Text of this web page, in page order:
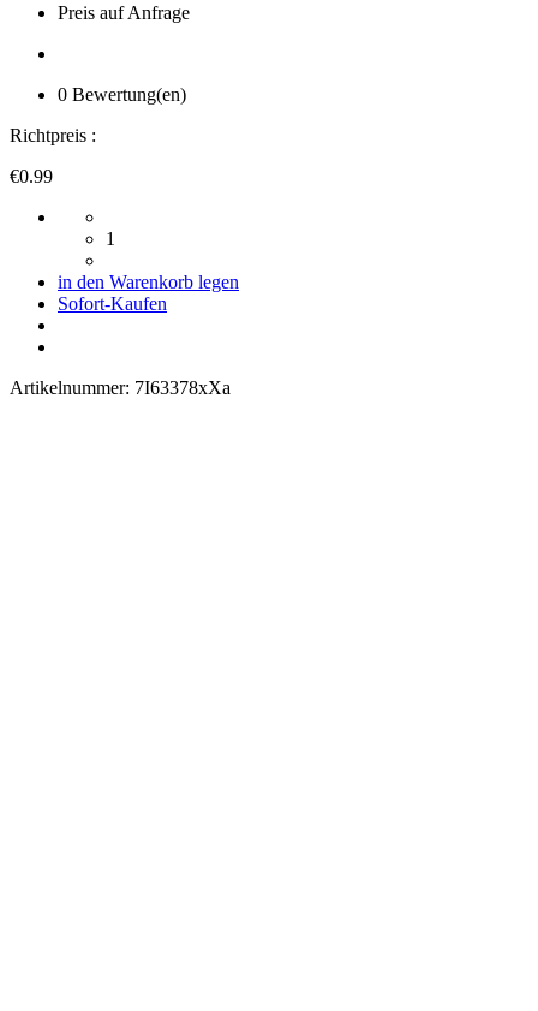
Preis auf Anfrage
0 Bewertung(en)
Richtpreis :
€0.99
1
in den Warenkorb legen
Sofort-Kaufen
Artikelnummer: 7I63378xXa